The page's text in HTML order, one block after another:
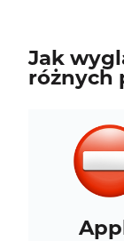
Jak
różnych